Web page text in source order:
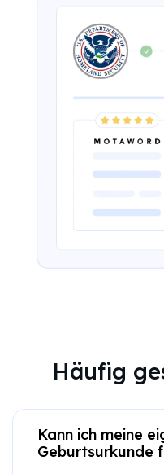
Häufig
Kann ich meine
Geburtsurkunde